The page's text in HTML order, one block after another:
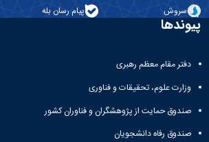
سروش پیام رسان بله
پیوندها
دفتر مقام معظم رهبری
وزارت علوم، تحقیقات و فناوری
صندوق حمایت از پژوهشگران و فناوران کشور
صندوق رفاه دانشجویان